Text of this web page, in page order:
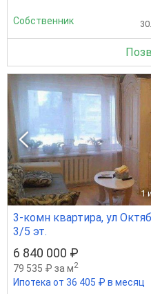
Собственник
1
3-комн квартира, ул
3/5 эт.
6 840 000 ₽
79 535 ₽ за м2
Ипотека от 36 405 ₽ в месяц